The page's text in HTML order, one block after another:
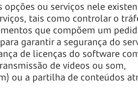
ou serviços nele
tais como controlar o
que compõem um
garantir a segurança do
de licenças do software
de vídeos ou som,
ou a partilha de conteúdos